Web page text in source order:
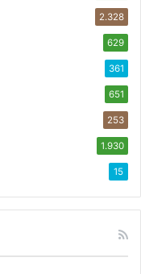
2.328
629
361
651
253
1.930
15